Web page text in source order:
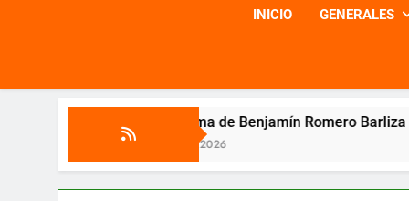
INICIO GENERALES
de Benjamín Romero Barliza